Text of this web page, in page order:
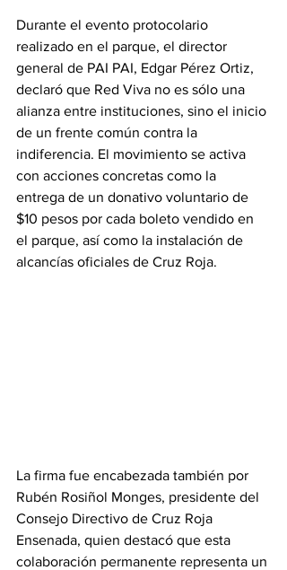
Durante el evento protocolario
realizado en el parque, el director
general de PAI PAI, Edgar Pérez Ortiz,
declaró que Red Viva no es sólo una
alianza entre instituciones, sino el inicio
de un frente común contra la
indiferencia. El movimiento se activa
con acciones concretas como la
entrega de un donativo voluntario de
$10 pesos por cada boleto vendido en
el parque, así como la instalación de
alcancías oficiales de Cruz Roja.
La firma fue encabezada también por
Rubén Rosiñol Monges, presidente del
Consejo Directivo de Cruz Roja
Ensenada, quien destacó que esta
colaboración permanente representa un